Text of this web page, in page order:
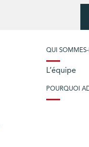
QUI
L’équipe
POURQUOI